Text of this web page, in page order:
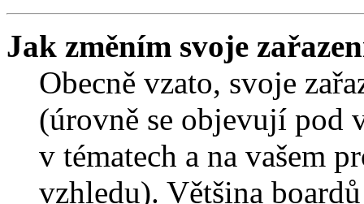
Jak změním svoje
Obecně vzato, svoje
(úrovně se objevují pod
v tématech a na vašem
vzhledu). Většina